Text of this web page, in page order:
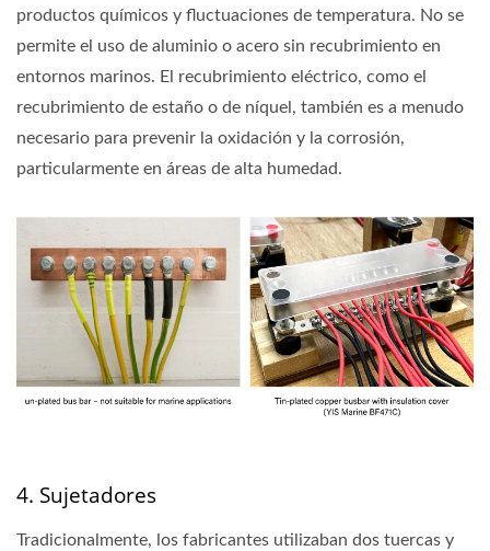
productos químicos y fluctuaciones de temperatura. No se
permite el uso de aluminio o acero sin recubrimiento en
entornos marinos. El recubrimiento eléctrico, como el
recubrimiento de estaño o de níquel, también es a menudo
necesario para prevenir la oxidación y la corrosión,
particularmente en áreas de alta humedad.
4. Sujetadores
Tradicionalmente, los fabricantes utilizaban dos tuercas y